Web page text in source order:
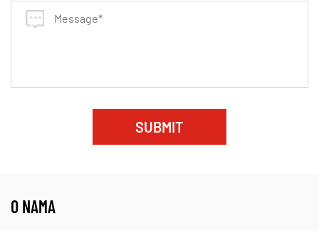
ima dug radni vijek i smanjuje učestalost zamjene.
možemo proizvesti proizvode određenih veličina,
oblika i kombinacija materijala prema zahtjevima
SUBMIT
O NAMA